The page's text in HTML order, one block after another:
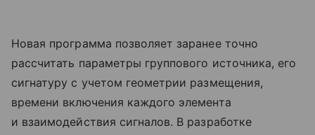
Новая программа позволяет заранее точно
рассчитать параметры группового источника, его
сигнатуру с учетом геометрии размещения,
времени включения каждого элемента
и взаимодействия сигналов. В разработке